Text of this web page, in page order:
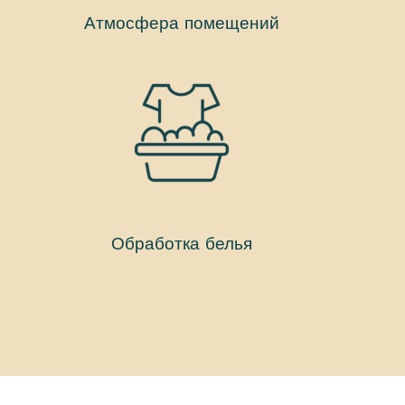
Атмосфера помещений
Обработка белья